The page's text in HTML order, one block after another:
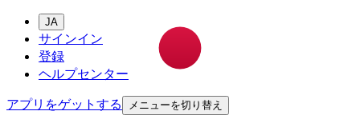
JA
サインイン
登録
ヘルプセンター
アプリをゲットする
メニューを切り替え